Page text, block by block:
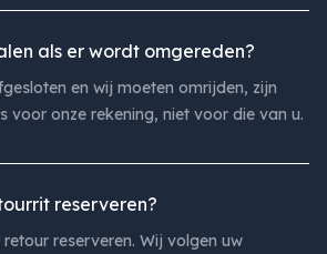
als er wordt omgereden?
en wij moeten omrijden, zijn
voor onze rekening, niet voor die van u.
reserveren?
reserveren. Wij volgen uw